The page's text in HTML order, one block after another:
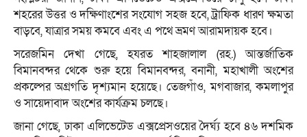
শহরের উত্তর ও দক্ষিণাংশের সংযোগ সহজ হবে, ট্রাফিক ধারণ ক্ষমতা
বাড়বে, যাত্রার সময় কমবে এবং এ পথে ভ্রমণ আরামদায়ক হবে।
সরেজমিন দেখা গেছে, হযরত শাহজালাল (রহ.) আন্তর্জাতিক
বিমানবন্দর থেকে শুরু হয়ে বিমানবন্দর, বনানী, মহাখালী অংশের
প্রকল্পের অগ্রগতি দৃশ্যমান হয়েছে। তেজগাঁও, মগবাজার, কমলাপুর
ও সায়েদাবাদ অংশের কার্যক্রম চলছে।
জানা গেছে, ঢাকা এলিভেটেড এক্সপ্রেসওয়ের দৈর্ঘ্য হবে ৪৬ দশমিক